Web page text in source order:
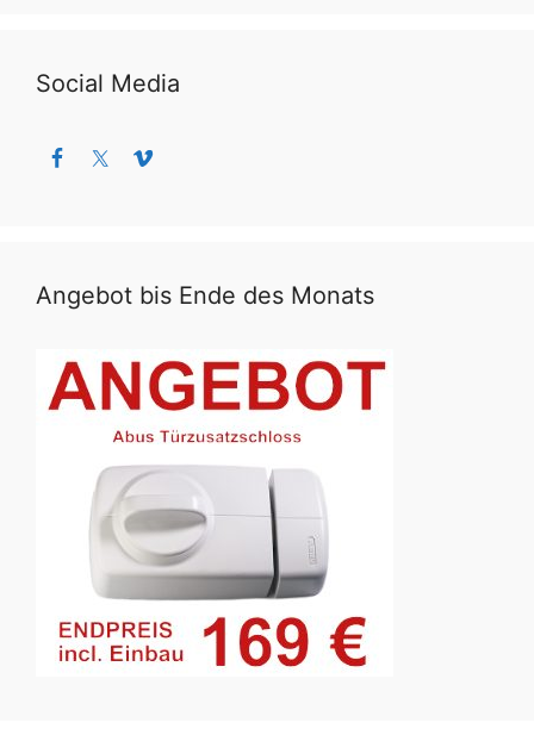
Social Media
Angebot bis Ende des Monats